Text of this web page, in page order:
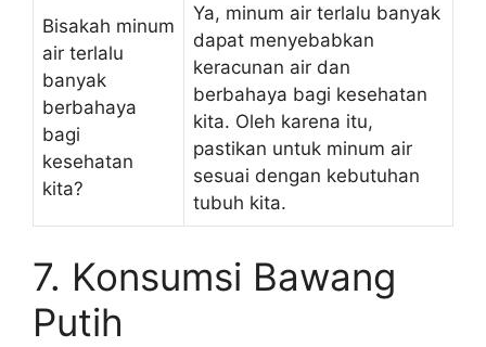
Bisakah minum
air terlalu
banyak
berbahaya
bagi
kesehatan
kita?
Ya, minum air terlalu banyak
dapat menyebabkan
keracunan air dan
berbahaya bagi kesehatan
kita. Oleh karena itu,
pastikan untuk minum air
sesuai dengan kebutuhan
tubuh kita.
7. Konsumsi Bawang
Putih